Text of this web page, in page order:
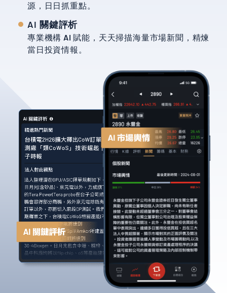
源，日日抓重點。
AI 關鍵評析
專業機構 AI 賦能，天天掃描海量市場新聞，精煉
當日投資情報。